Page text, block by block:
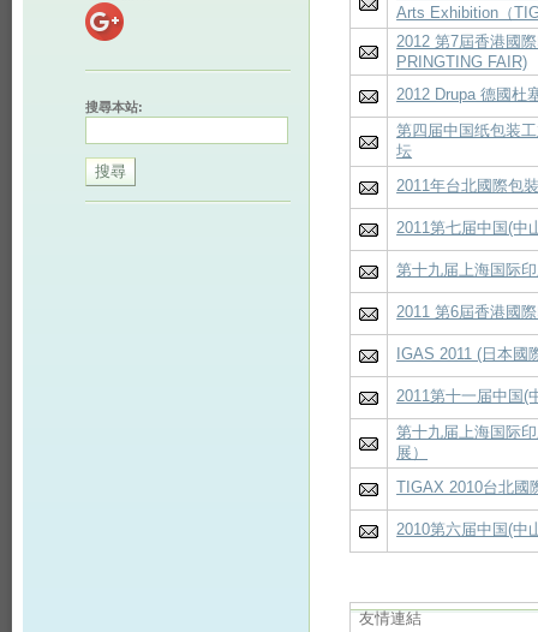
搜尋本站:
Arts Exhibition（
2012 第7屆香港國
PRINGTING FAIR)
2012 Drupa 德國杜
第四届中国纸包装
坛
2011年台北國際包
2011第七届中国(中
第十九届上海国际
2011 第6屆香港國
IGAS 2011 (日本國
2011第十一届中国(
第十九届上海国际
展）
TIGAX 2010台北國
2010第六届中国(中
友情連結